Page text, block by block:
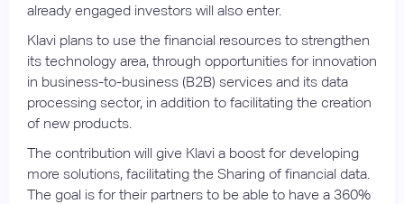
already engaged investors will also enter.
Klavi plans to use the financial resources to strengthen
its technology area, through opportunities for innovation
in business-to-business (B2B) services and its data
processing sector, in addition to facilitating the creation
of new products.
The contribution will give Klavi a boost for developing
more solutions, facilitating the Sharing of financial data.
The goal is for their partners to be able to have a 360%